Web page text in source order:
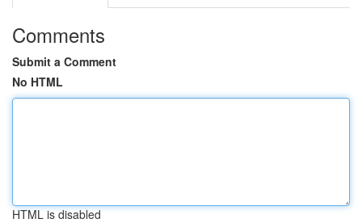
Comments
Submit a Comment
No HTML
HTML is disabled